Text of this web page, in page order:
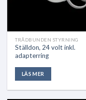
TRÅDBUNDEN STYRNING
Ställdon, 24 volt inkl.
adapterring
LÄS MER